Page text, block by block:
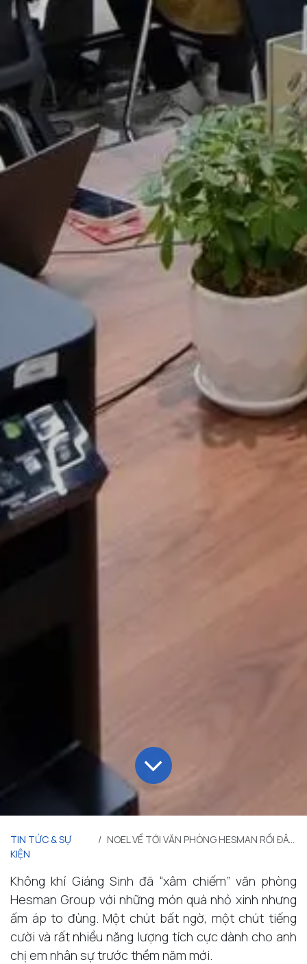
TIN TỨC & SỰ
KIỆN
NOEL VỀ TỚI VĂN PHÒNG HESMAN RỒI ĐÂY!
Không khí Giáng Sinh đã “xâm chiếm” văn phòng
Hesman Group với những món quà nhỏ xinh nhưng
ấm áp to đùng. Một chút bất ngờ, một chút tiếng
cười và rất nhiều năng lượng tích cực dành cho anh
chị em nhân sự trước thềm năm mới.